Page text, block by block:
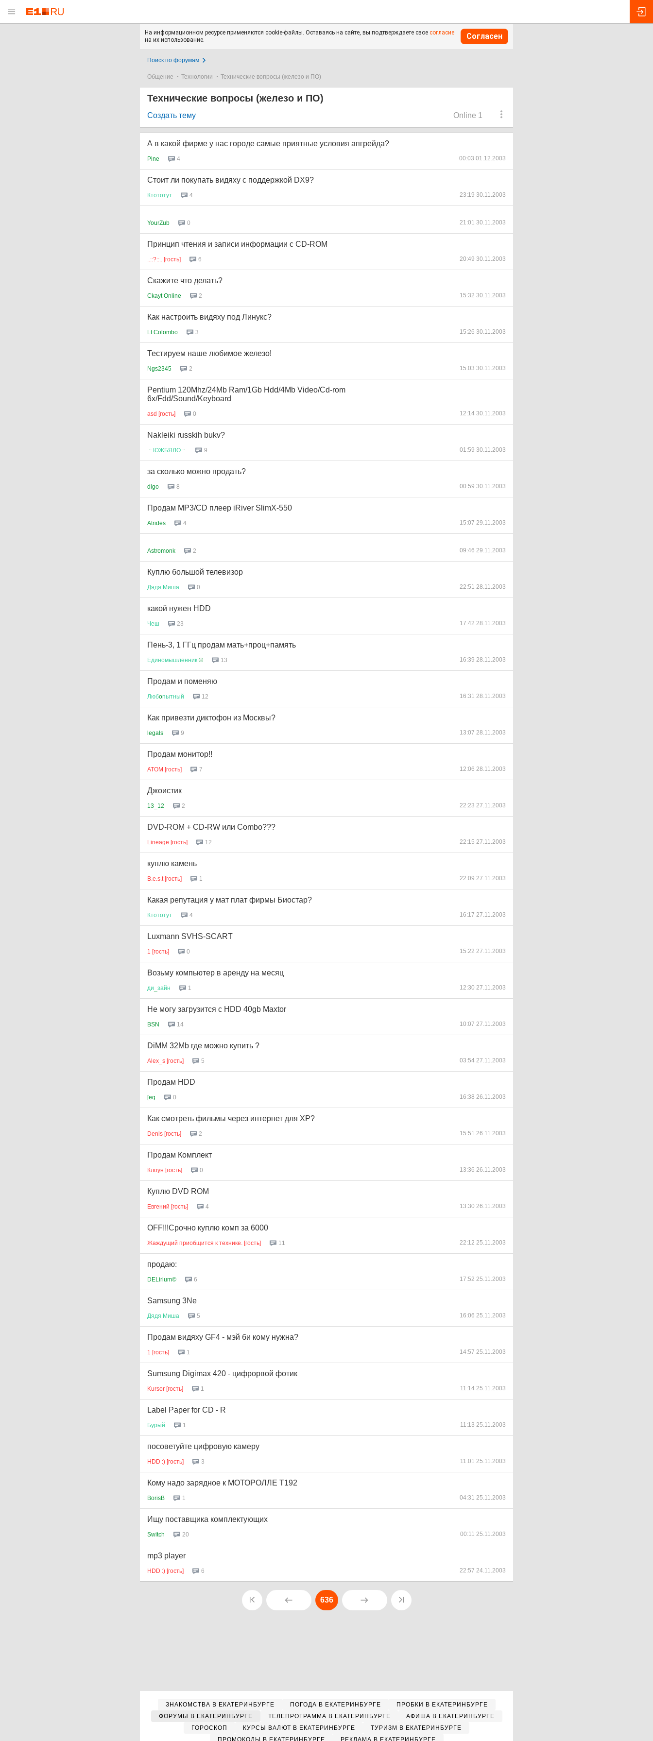
На информационном ресурсе применяются cookie-файлы. Оставаясь на сайте, вы подтверждаете свое согласие
на их использование.
Согласен
Поиск по форумам
Общение Технологии Технические вопросы (железо и ПО)
Технические вопросы (железо и ПО)
Online 1
Создать тему
А в какой фирме у нас городе самые приятные условия апгрейда?
Pine 4 00:03 01.12.2003
Стоит ли покупать видяху с поддержкой DX9?
Ктототут 4 23:19 30.11.2003
YourZub 0 21:01 30.11.2003
Принцип чтения и записи информации с CD-ROM
..::?::.. [гость] 6 20:49 30.11.2003
Скажите что делать?
Ckayt Online 2 15:32 30.11.2003
Как настроить видяху под Линукс?
Lt.Colombo 3 15:26 30.11.2003
Тестируем наше любимое железо!
Ngs2345 2 15:03 30.11.2003
Pentium 120Mhz/24Mb Ram/1Gb Hdd/4Mb Video/Cd-rom
6x/Fdd/Sound/Keyboard
asd [гость] 0 12:14 30.11.2003
Nakleiki russkih bukv?
.:: ЮЖБЯЛО ::. 9 01:59 30.11.2003
за сколько можно продать?
digo 8 00:59 30.11.2003
Продам MP3/CD плеер iRiver SlimX-550
Atrides 4 15:07 29.11.2003
Astromonk 2 09:46 29.11.2003
Куплю большой телевизор
Дядя Миша 0 22:51 28.11.2003
какой нужен HDD
Чеш 23 17:42 28.11.2003
Пень-3, 1 ГГц продам мать+проц+память
Единомышленник © 13 16:39 28.11.2003
Продам и поменяю
Любoпытный 12 16:31 28.11.2003
Как привезти диктофон из Москвы?
legals 9 13:07 28.11.2003
Продам монитор!!
ATOM [гость] 7 12:06 28.11.2003
Джоистик
13_12 2 22:23 27.11.2003
DVD-ROM + CD-RW или Combo???
Lineage [гость] 12 22:15 27.11.2003
куплю камень
B.e.s.t [гость] 1 22:09 27.11.2003
Какая репутация у мат плат фирмы Биостар?
Ктототут 4 16:17 27.11.2003
Luxmann SVHS-SCART
1 [гость] 0 15:22 27.11.2003
Возьму компьютер в аренду на месяц
ди зайн 1 12:30 27.11.2003
Не могу загрузится с HDD 40gb Maxtor
BSN 14 10:07 27.11.2003
DiMM 32Mb где можно купить ?
Alex_s [гость] 5 03:54 27.11.2003
Продам HDD
[eq 0 16:38 26.11.2003
Как смотреть фильмы через интернет для XP?
Denis [гость] 2 15:51 26.11.2003
Продам Комплект
Клоун [гость] 0 13:36 26.11.2003
Куплю DVD ROM
Евгений [гость] 4 13:30 26.11.2003
OFF!!!Срочно куплю комп за 6000
Жаждущий приобщится к технике. [гость] 11 22:12 25.11.2003
продаю:
DELirium© 6 17:52 25.11.2003
Samsung 3Ne
Дядя Миша 5 16:06 25.11.2003
Продам видяху GF4 - мэй би кому нужна?
1 [гость] 1 14:57 25.11.2003
Sumsung Digimax 420 - цифрорвой фотик
Kursor [гость] 1 11:14 25.11.2003
Label Paper for CD - R
Бурый 1 11:13 25.11.2003
посоветуйте цифровую камеру
HDD :) [гость] 3 11:01 25.11.2003
Кому надо зарядное к МОТОРОЛЛЕ Т192
BorisB 1 04:31 25.11.2003
Ищу поставщика комплектующих
Switch 20 00:11 25.11.2003
mp3 player
HDD :) [гость] 6 22:57 24.11.2003
636
ЗНАКОМСТВА В ЕКАТЕРИНБУРГЕ ПОГОДА В ЕКАТЕРИНБУРГЕ
ПРОБКИ В ЕКАТЕРИНБУРГЕ
ФОРУМЫ В ЕКАТЕРИНБУРГЕ
ТЕЛЕПРОГРАММА В ЕКАТЕРИНБУРГЕ
АФИША В ЕКАТЕРИНБУРГЕ
ГОРОСКОП
КУРСЫ ВАЛЮТ В ЕКАТЕРИНБУРГЕ
ТУРИЗМ В ЕКАТЕРИНБУРГЕ
ПРОМОКОДЫ В ЕКАТЕРИНБУРГЕ
РЕКЛАМА В ЕКАТЕРИНБУРГЕ